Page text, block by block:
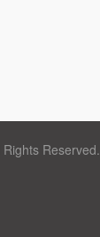
Reserved.